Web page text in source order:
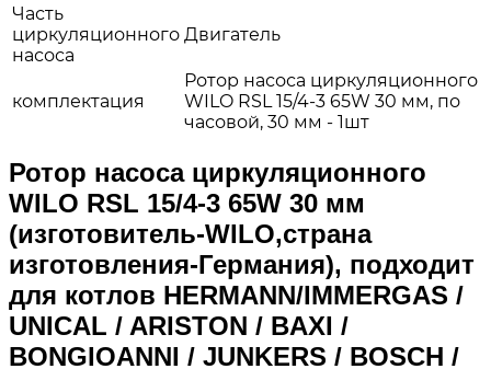
Часть
циркуляционного
насоса
Двигатель
комплектация
Ротор насоса циркуляционного
WILO RSL 15/4-3 65W 30 мм, по
часовой, 30 мм - 1шт
Ротор насоса циркуляционного
WILO RSL 15/4-3 65W 30 мм
(изготовитель-WILO,страна
изготовления-Германия), подходит
для котлов HERMANN/IMMERGAS /
UNICAL / ARISTON / BAXI /
BONGIOANNI / JUNKERS / BOSCH /